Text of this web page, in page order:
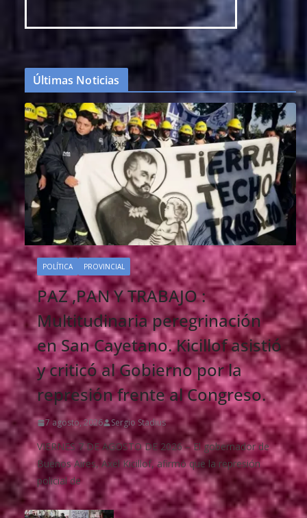
Últimas Noticias
POLÍTICA PROVINCIAL
PAZ ,PAN Y TRABAJO :
Multitudinaria peregrinación
en San Cayetano. Kicillof asistió
y criticó al Gobierno por la
represión frente al Congreso.
7 agosto, 2026 Sergio Stadius
VIERNES 7 DE AGOSTO DE 2026 – El gobernador de
Buenos Aires, Axel Kicillof, afirmó que la represión
policial de